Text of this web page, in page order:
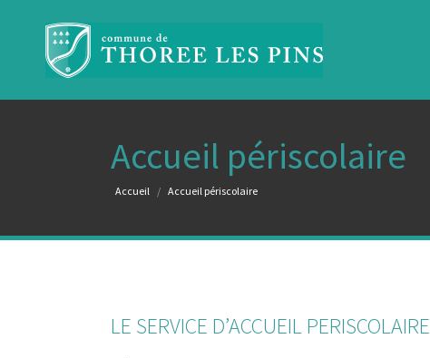
Accueil périscolaire
Vous êtes ici :
Accueil Accueil périscolaire
LE SERVICE D’ACCUEIL PERISCOLAIRE